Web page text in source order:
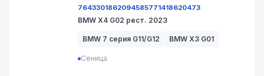
7643301862094585771418620473
BMW X4 G02 рест. 2023
BMW 7 серия G11/G12 BMW X3 G01
Сеница